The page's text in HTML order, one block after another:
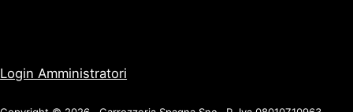
Login Amministratori